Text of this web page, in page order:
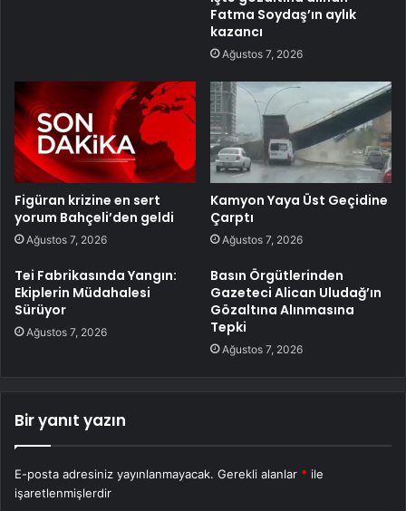
Fatma Soydaş’ın aylık
kazancı
Ağustos 7, 2026
Figüran krizine en sert
yorum Bahçeli’den geldi
Ağustos 7, 2026
Kamyon Yaya Üst Geçidine
Çarptı
Ağustos 7, 2026
Tei Fabrikasında Yangın:
Ekiplerin Müdahalesi
Sürüyor
Ağustos 7, 2026
Basın Örgütlerinden
Gazeteci Alican Uludağ’ın
Gözaltına Alınmasına
Tepki
Ağustos 7, 2026
Bir yanıt yazın
E-posta adresiniz yayınlanmayacak. Gerekli alanlar * ile
işaretlenmişlerdir